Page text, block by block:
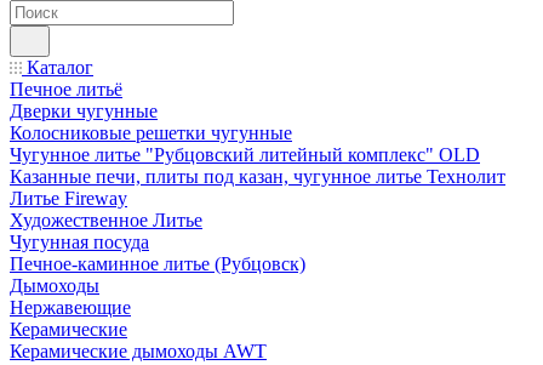
Каталог
Печное литьё
Дверки чугунные
Колосниковые решетки чугунные
Чугунное литье "Рубцовский литейный комплекс" OLD
Казанные печи, плиты под казан, чугунное литье Технолит
Литье Fireway
Художественное Литье
Чугунная посуда
Печное-каминное литье (Рубцовск)
Дымоходы
Нержавеющие
Керамические
Керамические дымоходы AWT